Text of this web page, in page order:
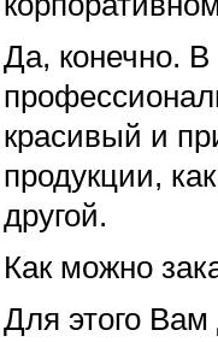
Да, конечно.
красивый и
продукции,
другой.
Как можно
Для этого